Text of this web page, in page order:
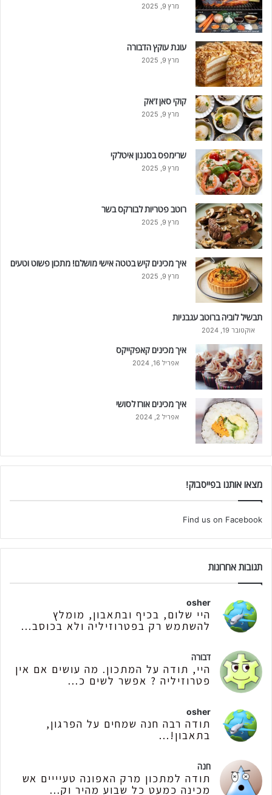
מרץ 9, 2025
עוגת עוקץ הדבורה
מרץ 9, 2025
קוקי סאן ז'אק
מרץ 9, 2025
שרימפס בסגנון איטלקי
מרץ 9, 2025
רוטב פטריות לבורקס בשר
מרץ 9, 2025
איך מכינים קיש בטטה אישי מושלם! מתכון פשוט וטעים
מרץ 9, 2025
תבשיל לוביה ברוטב עגבניות
אוקטובר 19, 2024
איך מכינים קאפקייקס
אפריל 16, 2024
איך מכינים אורז לסושי
אפריל 2, 2024
מצאו אותנו בפייסבוק!
Find us on Facebook
תגובות אחרונות
osher
היי שלום, בכיף ובתאבון, מומלץ
להשתמש רק בפטרוזיליה ולא בכוסב...
דבורה
היי, תודה על המתכון. מה עושים אם אין
פטרוזיליה ? אפשר לשים כ...
osher
תודה רבה חנה שמחים על הפרגון,
בתאבון!...
חנה
תודה למתכון מרק האפונה טעיייים אש
מכינה כמעט כל שבוע מהיר וק...